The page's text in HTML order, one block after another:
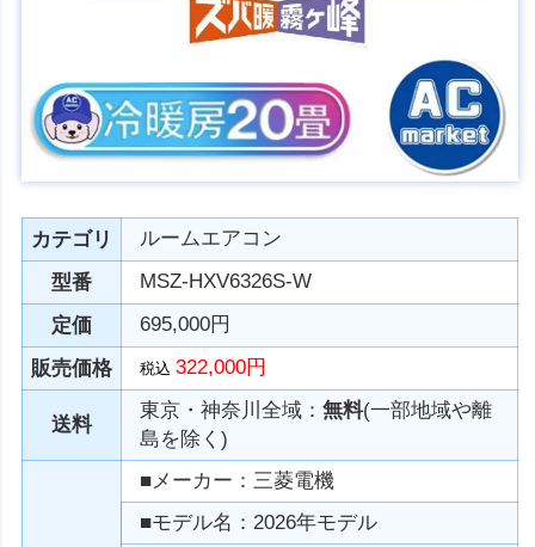
カテゴリ
ルームエアコン
型番
MSZ-HXV6326S-W
定価
695,000円
販売価格
税込322,000円
送料
東京・神奈川全域：無料(一部地域や離
島を除く)
■メーカー：三菱電機
■モデル名：2026年モデル